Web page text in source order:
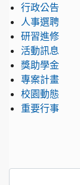
行政公告
人事選聘
研習進修
活動訊息
獎助學金
專案計畫
校園動態
重要行事